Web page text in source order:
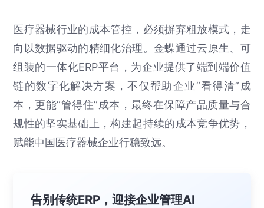
医疗器械行业的成本管控，必须摒弃粗放模式，走
向以数据驱动的精细化治理。金蝶通过云原生、可
组装的一体化ERP平台，为企业提供了端到端价值
链的数字化解决方案，不仅帮助企业“看得清”成
本，更能“管得住”成本，最终在保障产品质量与合
规性的坚实基础上，构建起持续的成本竞争优势，
赋能中国医疗器械企业行稳致远。
告别传统ERP，迎接企业管理AI